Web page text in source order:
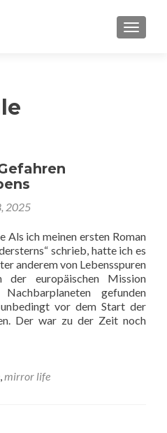
2025
ich meinen ersten Roman
schrieb, hatte ich es
anderem von Lebensspuren
der europäischen Mission
gefunden
vor dem Start der
Der war zu der Zeit noch
,mirror life